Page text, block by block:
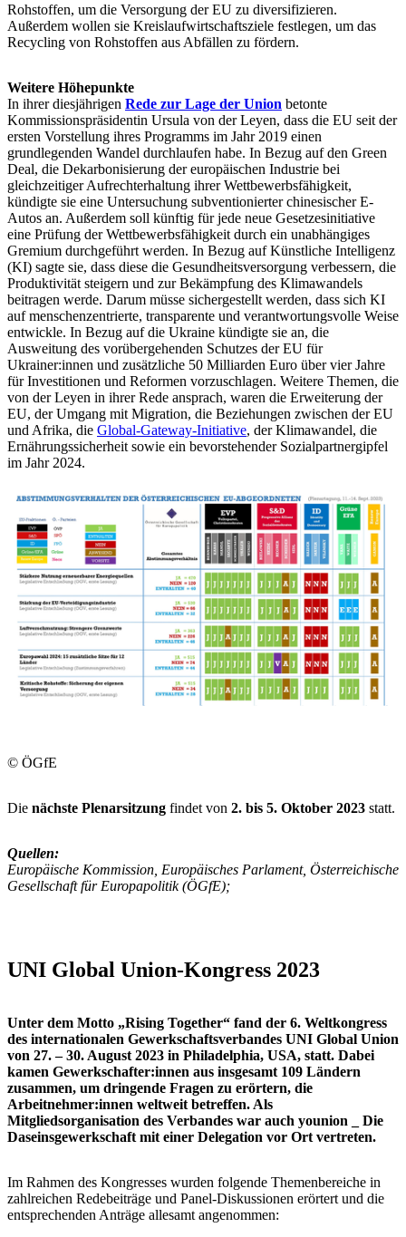
Rohstoffen, um die Versorgung der EU zu diversifizieren.
Außerdem wollen sie Kreislaufwirtschaftsziele festlegen, um das
Recycling von Rohstoffen aus Abfällen zu fördern.
Weitere Höhepunkte
In ihrer diesjährigen Rede zur Lage der Union betonte
Kommissionspräsidentin Ursula von der Leyen, dass die EU seit der
ersten Vorstellung ihres Programms im Jahr 2019 einen
grundlegenden Wandel durchlaufen habe. In Bezug auf den Green
Deal, die Dekarbonisierung der europäischen Industrie bei
gleichzeitiger Aufrechterhaltung ihrer Wettbewerbsfähigkeit,
kündigte sie eine Untersuchung subventionierter chinesischer E-
Autos an. Außerdem soll künftig für jede neue Gesetzesinitiative
eine Prüfung der Wettbewerbsfähigkeit durch ein unabhängiges
Gremium durchgeführt werden. In Bezug auf Künstliche Intelligenz
(KI) sagte sie, dass diese die Gesundheitsversorgung verbessern, die
Produktivität steigern und zur Bekämpfung des Klimawandels
beitragen werde. Darum müsse sichergestellt werden, dass sich KI
auf menschenzentrierte, transparente und verantwortungsvolle Weise
entwickle. In Bezug auf die Ukraine kündigte sie an, die
Ausweitung des vorübergehenden Schutzes der EU für
Ukrainer:innen und zusätzliche 50 Milliarden Euro über vier Jahre
für Investitionen und Reformen vorzuschlagen. Weitere Themen, die
von der Leyen in ihrer Rede ansprach, waren die Erweiterung der
EU, der Umgang mit Migration, die Beziehungen zwischen der EU
und Afrika, die Global-Gateway-Initiative, der Klimawandel, die
Ernährungssicherheit sowie ein bevorstehender Sozialpartnergipfel
im Jahr 2024.
© ÖGfE
Die nächste Plenarsitzung findet von 2. bis 5. Oktober 2023 statt.
Quellen:
Europäische Kommission, Europäisches Parlament, Österreichische
Gesellschaft für Europapolitik (ÖGfE);
UNI Global Union-Kongress 2023
Unter dem Motto „Rising Together“ fand der 6. Weltkongress
des internationalen Gewerkschaftsverbandes UNI Global Union
von 27. – 30. August 2023 in Philadelphia, USA, statt. Dabei
kamen Gewerkschafter:innen aus insgesamt 109 Ländern
zusammen, um dringende Fragen zu erörtern, die
Arbeitnehmer:innen weltweit betreffen. Als
Mitgliedsorganisation des Verbandes war auch younion _ Die
Daseinsgewerkschaft mit einer Delegation vor Ort vertreten.
Im Rahmen des Kongresses wurden folgende Themenbereiche in
zahlreichen Redebeiträge und Panel-Diskussionen erörtert und die
entsprechenden Anträge allesamt angenommen: